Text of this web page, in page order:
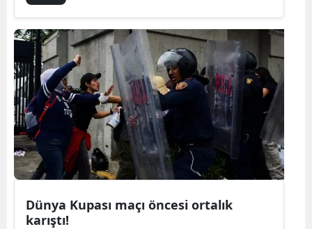
Dünya Kupası maçı öncesi ortalık
karıştı!